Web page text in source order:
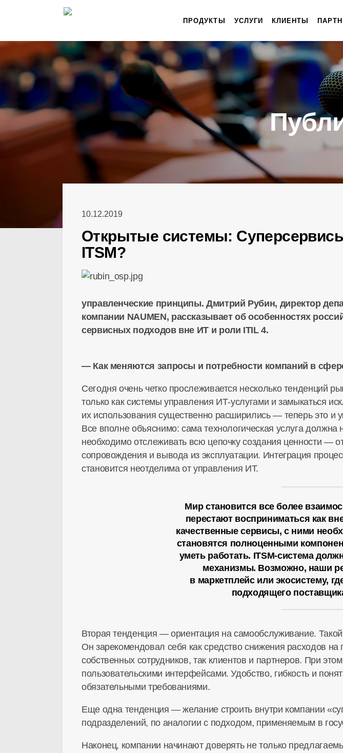
ПРОДУКТЫ УСЛУГИ КЛИЕНТЫ
10.12.2019
Открытые системы:
ITSM?
управленческие принципы. Дмитрий Рубин, директор
компании NAUMEN, рассказывает об особенностях
сервисных подходов вне ИТ и роли ITIL 4.
— Как меняются запросы и потребности компаний в
Сегодня очень четко прослеживается несколько тенденций
только как системы управления ИТ-услугами и замыкаться
их использования существенно расширились — теперь это и
Все вполне объяснимо: сама технологическая услуга
необходимо отслеживать всю цепочку создания ценности —
сопровождения и вывода из эксплуатации. Интеграция
становится неотделима от управления ИТ.
Мир становится все более
перестают восприниматься как
качественные сервисы, с ними
становятся полноценными
уметь работать. ITSM-система
механизмы. Возможно, наши
в маркетплейс или экосистему,
подходящего
Вторая тенденция — ориентация на самообслуживание.
Он зарекомендовал себя как средство снижения расходов
собственных сотрудников, так клиентов и партнеров. При
пользовательскими интерфейсами. Удобство, гибкость и
обязательными требованиями.
Еще одна тенденция — желание строить внутри компании
подразделений, по аналогии с подходом, применяемым в
Наконец, компании начинают доверять не только